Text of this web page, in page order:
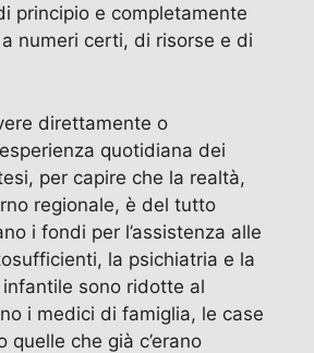
principio e completamente
numeri certi, di risorse e di
direttamente o
quotidiana dei
per capire che la realtà,
regionale, è del tutto
i fondi per l’assistenza alle
la psichiatria e la
sono ridotte al
i medici di famiglia, le case
quelle che già c’erano